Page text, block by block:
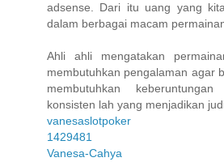
adsense. Dari itu uang yang
dalam berbagai macam
Ahli ahli mengatakan
membutuhkan pengalaman agar
membutuhkan
konsisten lah yang menjadikan
vanesaslotpoker
1429481
Vanesa-Cahya